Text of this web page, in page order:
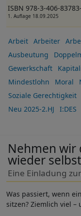
ISBN 978-3-406-
1. Auflage 18.09.2025
Arbeit Arbeiter
Ausbeutung
Gewerkschaft
Mindestlohn
Moral
Soziale Gerechtigkeit
Neu 2025-2.HJ
I:DES
Nehmen wir
wieder
Eine Einladung
Was passiert, wenn
sitzen? Ziemlich viel –